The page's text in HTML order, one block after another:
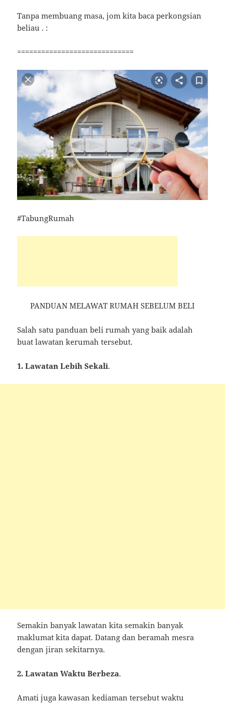
Tanpa membuang masa, jom kita baca perkongsian
beliau . :
=============================
#TabungRumah
PANDUAN MELAWAT RUMAH SEBELUM BELI
Salah satu panduan beli rumah yang baik adalah
buat lawatan kerumah tersebut.
1. Lawatan Lebih Sekali.
Semakin banyak lawatan kita semakin banyak
maklumat kita dapat. Datang dan beramah mesra
dengan jiran sekitarnya.
2. Lawatan Waktu Berbeza.
Amati juga kawasan kediaman tersebut waktu